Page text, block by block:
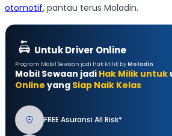
otomotif, pantau terus Moladin.
Untuk Driver Online
Program Mobil Sewaan jadi Hak Milik by Moladin
Mobil Sewaan jadi Hak Milik untuk
Online yang Siap Naik Kelas
FREE Asuransi All Risk*